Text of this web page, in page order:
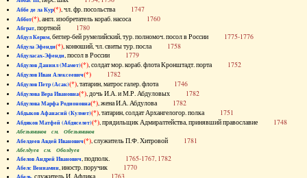
Аббе де ла Кур(*), чл. фр. посольства 1747
Аббот(*), англ. изобретатель кораб. насоса 1760
Абграт, портной 1780
Абдул Керим, беглер-бей румелийский, тур. полномоч. посол в России 1775-1776
Абдула Эфенди(*), конюший, чл. свиты тур. посла 1758
Абдуласах-Эфенди, посол в России 1779
Абдулов Даниил (Мамет)(*), солдат мор. кораб. флота Кронштадт. порта 1752
Абдулов Иван Алексеевич(*) 1782
Абдулов Петр (Асак)(*), татарин, матрос галер. флота 1746
Абдулова Вера Ивановна(*), дочь И.А. и М.Р. Абдуловых 1782
Абдулова Марфа Родионовна(*), жена И.А. Абдулова 1782
Абдыков Афанасий (Кулмет)(*), татарин, солдат Архангелогор. полка 1751
Абдяков Матфей (Абдяселет)(*), прядильщик Адмиралтейства, принявший православие 1748
Абезьянинов см. Обезьянинов
Абелдеев Авдей Иванович(*), служитель П.Ф. Хитровой 1781
Абелдуев см. Оболдуев
Абелов Андрей Иванович, подполк. 1765-1767, 1782
Абелс Вениамин, иностр. поручик 1770